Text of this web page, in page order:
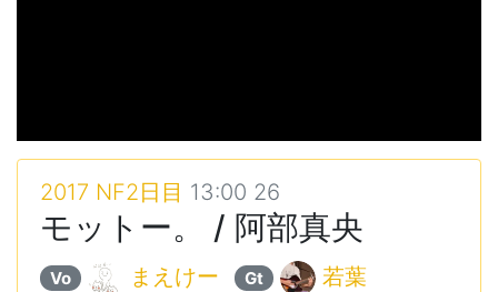
2017 NF2日目 13:00 26
モットー。 / 阿部真央
Vo まえけー Gt 若葉